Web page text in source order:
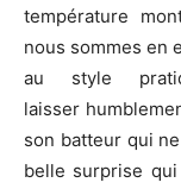
température
nous sommes en
au style
laisser
son batteur qui
belle surprise